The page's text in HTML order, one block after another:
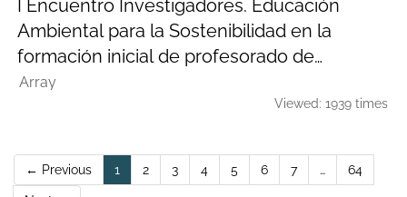
I Encuentro Investigadores. Educación
Ambiental para la Sostenibilidad en la
formación inicial de profesorado de
Educación Infantil y Primaria
Array
Viewed: 1939 times
← Previous 1 (current)
2 3 4 5 6 7 … 64